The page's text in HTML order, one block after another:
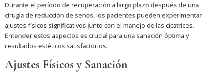
Durante el período de recuperación a largo plazo después de una
cirugía de reducción de senos, los pacientes pueden experimentar
ajustes físicos significativos junto con el manejo de las cicatrices.
Entender estos aspectos es crucial para una sanación óptima y
resultados estéticos satisfactorios.
Ajustes Físicos y Sanación